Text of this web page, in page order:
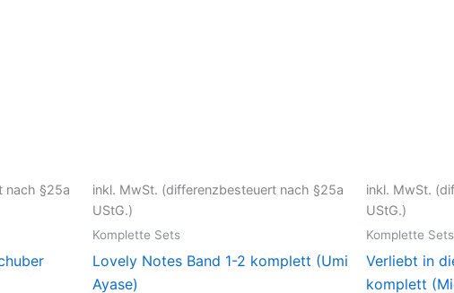
nach §25a
inkl. MwSt. (differenzbesteuert nach §25a
UStG.)
Komplette Sets
Lovely Notes Band 1-2 komplett (Umi
Ayase)
inkl. MwSt.
UStG.)
Komplette Sets
Verliebt in
komplett